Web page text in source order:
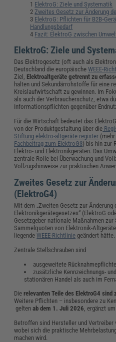
ElektroG: Ziele und Systematik
Zweites Gesetz zur Änderung
ElektroG: Pflichten für
Handlungsbedarf
Fazit: ElektroG zwischen
ElektroG: Ziele und
Das Elektrogesetz (oft auch als
Deutschland die europäischeWEEE-
Ziel, Elektroaltgeräte getrennt zu
halten und Sekundärrohstoffe für eine
Kreislaufwirtschaft zu gewinnen. Im
als auch der Verbraucherschutz, etwa
Informationspflichten gegenüber
Für die Wirtschaft bedeutet das
von der Produktgestaltung über die
Stiftung elektro-altgeräte register
Fachbeitrag zum ElektroG3) bis hin zur
Elektro- und Elektronikgeräten. Das
zentrale Rolle bei Überwachung und
Vollzugshinweise zur praktischen
Zweites Gesetz zur
(ElektroG4)
Mit dem „Zweiten Gesetz zur Änderung
Elektronikgerätegesetzes“ (ElektroG
Gesetzgeber nationale Maßnahmen zur
Sammelquoten von Elektronik-
liegendeWEEE-Richtlinie geändert hätte.
Zentrale Stellschrauben sind
ausgeweitete
zusätzliche Kennzeichnungs-
stationären Handel als auch im
Dierelevanten Teile des ElektroG4
Weitere Pflichten – insbesondere zu
geltenab dem 1. Juli 2026 , ergänzt
Betroffen sind Hersteller und Vertreiber
wobei sich die praktische
machen wird.